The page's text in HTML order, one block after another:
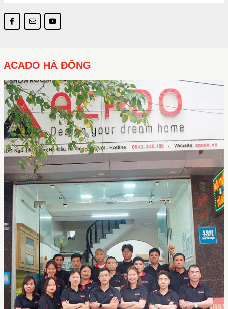
ACADO HÀ ĐÔNG